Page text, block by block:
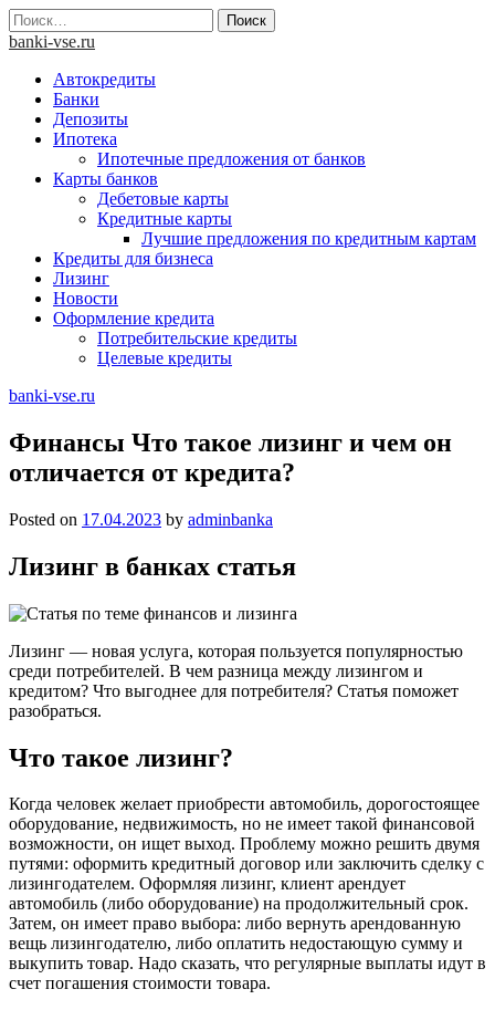
Skip
to
Найти:
banki-vse.ru
Автокредиты
Банки
Депозиты
Ипотека
Ипотечные предложения от банков
Карты банков
Дебетовые карты
Кредитные карты
Лучшие предложения по кредитным картам
Кредиты для бизнеса
Лизинг
Новости
Оформление кредита
Потребительские кредиты
Целевые кредиты
banki-vse.ru
Финансы Что такое лизинг и чем он
отличается от кредита?
Posted on 17.04.2023 by adminbanka
Лизинг в банках статья
Лизинг — новая услуга, которая пользуется популярностью
среди потребителей. В чем разница между лизингом и
кредитом? Что выгоднее для потребителя? Статья поможет
разобраться.
Что такое лизинг?
Когда человек желает приобрести автомобиль, дорогостоящее
оборудование, недвижимость, но не имеет такой финансовой
возможности, он ищет выход. Проблему можно решить двумя
путями: оформить кредитный договор или заключить сделку с
лизингодателем. Оформляя лизинг, клиент арендует
автомобиль (либо оборудование) на продолжительный срок.
Затем, он имеет право выбора: либо вернуть арендованную
вещь лизингодателю, либо оплатить недостающую сумму и
выкупить товар. Надо сказать, что регулярные выплаты идут в
счет погашения стоимости товара.